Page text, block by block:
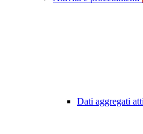
Dati aggregati